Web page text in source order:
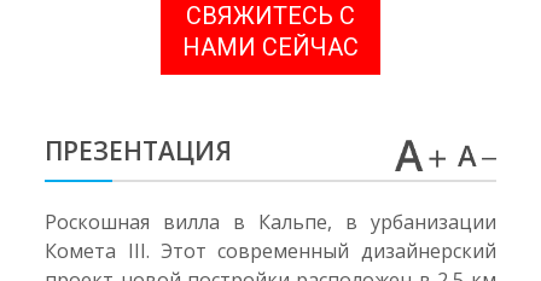
СВЯЖИТЕСЬ С
НАМИ СЕЙЧАС
ПРЕЗЕНТАЦИЯ
Роскошная вилла в Кальпе, в урбанизации
Комета III. Этот современный дизайнерский